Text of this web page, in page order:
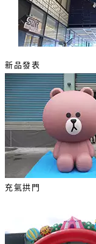
新品發表
充氣拱門